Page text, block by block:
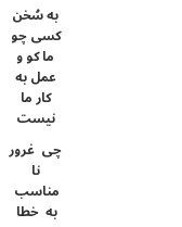
به سُخن
کسی چو
ما کو و
عمل به
کار ما
نیست
چی غرور
نا
مناسب
به خطا